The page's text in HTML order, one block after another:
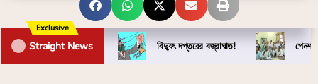
Exclusive
Straight News বিদ্যুৎ দপ্তরের বজ্রাঘাত! পেনশন